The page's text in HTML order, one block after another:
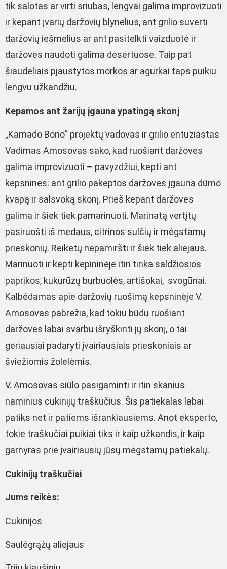
tik salotas ar virti sriubas, lengvai galima improvizuoti
ir kepant įvarių daržovių blynelius, ant grilio suverti
daržovių iešmelius ar ant pasitelkti vaizduotė ir
daržoves naudoti galima desertuose. Taip pat
šiaudeliais pjaustytos morkos ar agurkai taps puikiu
lengvu užkandžiu.
Kepamos ant žarijų įgauna ypatingą skonį
„Kamado Bono“ projektų vadovas ir grilio entuziastas
Vadimas Amosovas sako, kad ruošiant daržoves
galima improvizuoti – pavyzdžiui, kepti ant
kepsninės: ant grilio pakeptos daržovės įgauna dūmo
kvapą ir salsvoką skonį. Prieš kepant daržoves
galima ir šiek tiek pamarinuoti. Marinatą vertįtų
pasiruošti iš medaus, citrinos sulčių ir mėgstamų
prieskonių. Reikėtų nepamiršti ir šiek tiek aliejaus.
Marinuoti ir kepti kepininėje itin tinka saldžiosios
paprikos, kukurūzų burbuolės, artišokai, svogūnai.
Kalbėdamas apie daržovių ruošimą kepsninėje V.
Amosovas pabrėžia, kad tokiu būdu ruošiant
daržoves labai svarbu išryškinti jų skonį, o tai
geriausiai padaryti įvairiausiais prieskoniais ar
šviežiomis žolelėmis.
V. Amosovas siūlo pasigaminti ir itin skanius
naminius cukinijų traškučius. Šis patiekalas labai
patiks net ir patiems išrankiausiems. Anot eksperto,
tokie traškučiai puikiai tiks ir kaip užkandis, ir kaip
garnyras prie įvairiausių jūsų mėgstamų patiekalų.
Cukinijų traškučiai
Jums reikės:
Cukinijos
Saulėgrąžų aliejaus